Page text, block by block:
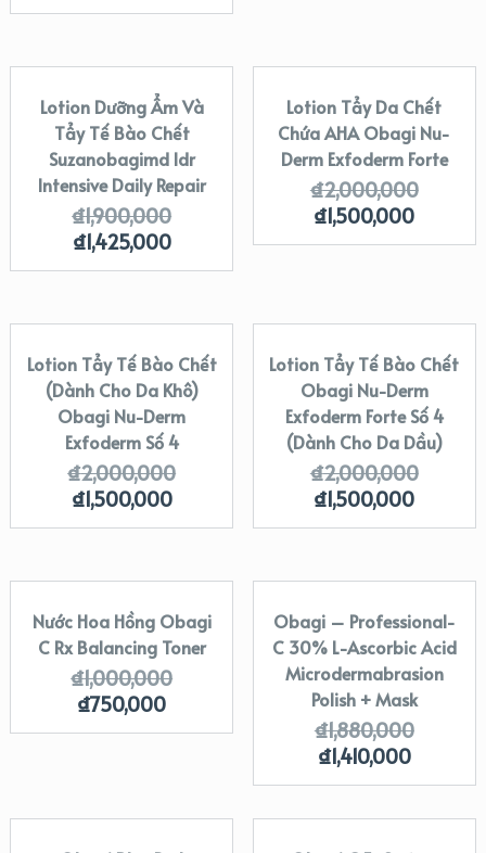
SALE!
Lotion Dưỡng Ẩm Và
Tẩy Tế Bào Chết
Suzanobagimd Idr
Intensive Daily Repair
₫1,900,000
₫1,425,000
SALE!
Lotion Tẩy Da Chết
Chứa AHA Obagi Nu-
Derm Exfoderm Forte
₫2,000,000
₫1,500,000
SALE!
Lotion Tẩy Tế Bào Chết
(Dành Cho Da Khô)
Obagi Nu-Derm
Exfoderm Số 4
₫2,000,000
₫1,500,000
SALE!
Lotion Tẩy Tế Bào Chết
Obagi Nu-Derm
Exfoderm Forte Số 4
(Dành Cho Da Dầu)
₫2,000,000
₫1,500,000
SALE!
Nước Hoa Hồng Obagi
C Rx Balancing Toner
₫1,000,000
₫750,000
SALE!
Obagi – Professional-
C 30% L-Ascorbic Acid
Microdermabrasion
Polish + Mask
₫1,880,000
₫1,410,000